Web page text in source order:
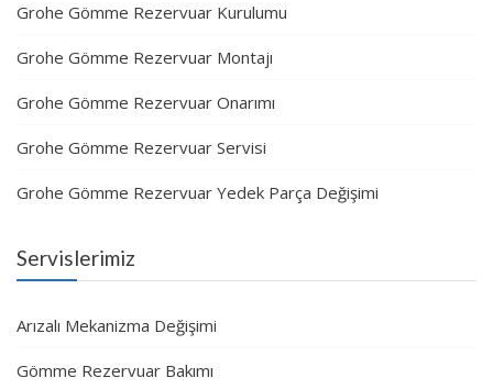
Grohe Gömme Rezervuar Kurulumu
Grohe Gömme Rezervuar Montajı
Grohe Gömme Rezervuar Onarımı
Grohe Gömme Rezervuar Servisi
Grohe Gömme Rezervuar Yedek Parça Değişimi
Servislerimiz
Arızalı Mekanizma Değişimi
Gömme Rezervuar Bakımı